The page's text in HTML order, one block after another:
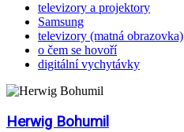
televizory a projektory
Samsung
televizory (matná obrazovka)
o čem se hovoří
digitální vychytávky
Herwig Bohumil